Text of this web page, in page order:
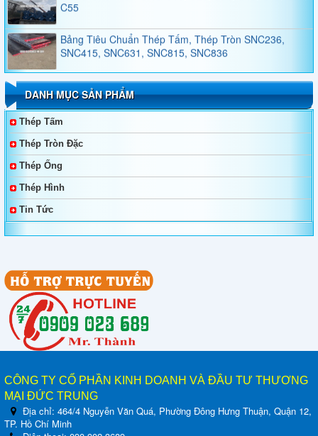
SNC415, SNC631, SNC815, SNC836
SNCM439, SNCM415, SNCM420, SNCM431
Thép Không Gỉ Duplex 2205, 2570
Thép Tấm, Thép Làm Khuôn, Thép Tròn Đặc SKT4,
SKT3, SKT6, 55NiCrMoV7, 45NiCrMo16
Bảng Giá Và Quy Cách Thép Hình V
Bảng Giá Thép Tấm, Thép Tròn Đặc, Thép Ống Đúc
YXR3, YXR33, YXR7
Thép Tấm - Thép Tròn Đặc SKH50, SKH51, SKH52,
SKH53, SKH54, SKH55, SKH58, SKH59, SKH2, SKH10
Bảng Quy Cách Thép Tròn Đặc, Thép Ống SCM440,
SCM420, SCR440, SCR420
Tiêu Chuẩn Thép Tấm Đóng Tàu Grade A, AH32,
DANH MỤC SẢN PHẨM
Thép Tấm
Thép Tròn Đặc
Thép Ống
Thép Hình
Tin Tức
CÔNG TY CỔ PHẦN KINH DOANH VÀ ĐẦU TƯ THƯƠNG
MẠI ĐỨC TRUNG
Địa chỉ: 464/4 Nguyễn Văn Quá, Phường Đông Hưng Thuận, Quận 12,
TP. Hồ Chí Minh